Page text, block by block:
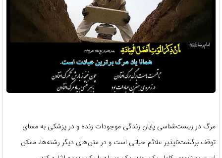
مرگ در زیست‌شناسی پایان زندگی موجودات زنده و در پزشکی به معنای
توقف برگشت‌ناپذیر علائم حیاتی است و در متن‌های دیگر رشته‌ها، ممکن